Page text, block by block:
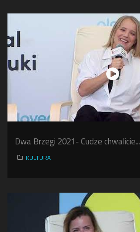
Dwa Brzegi 2021- Cudze chwalicie...
KULTURA